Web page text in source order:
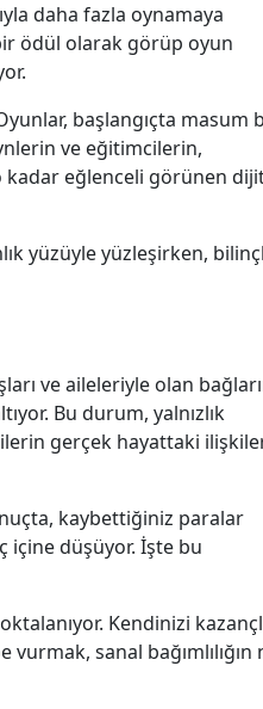
daha fazla oynamaya
ödül olarak görüp oyun
başlangıçta masum
ve eğitimcilerin,
kadar eğlenceli görünen
yüzüyle yüzleşirken,
ve aileleriyle olan
Bu durum, yalnızlık
gerçek hayattaki
kaybettiğiniz paralar
içine düşüyor. İşte bu
Kendinizi
sanal bağımlılığın